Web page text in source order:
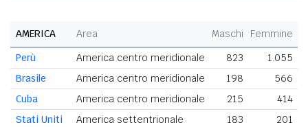
AMERICA Area Maschi Femmine
Perù
America centro meridionale 823 1.055
Brasile
America centro meridionale 198
566
Cuba
America centro meridionale 215
414
Stati Uniti
America settentrionale 183 201